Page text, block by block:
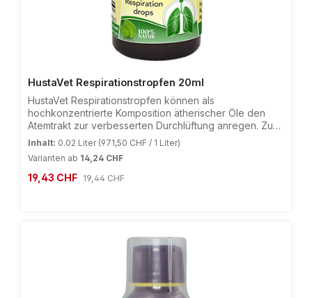
HustaVet Respirationstropfen 20ml
HustaVet Respirationstropfen können als
hochkonzentrierte Komposition ätherischer Öle den
Atemtrakt zur verbesserten Durchlüftung anregen. Zur
Unterstützung einer tieferen Einatmung durch den
anregenden starken Duft der HustaVet
Respirationstropfen können diese vielfältig
angewendet werden. Bei hoher Empfindlichkeit der
Inhalt: 0.02 Liter (971,50 CHF / 1 Liter)
Varianten ab 14,24 CHF
Verkaufspreis:
19,43 CHF Regulärer Preis:
19,44 CHF